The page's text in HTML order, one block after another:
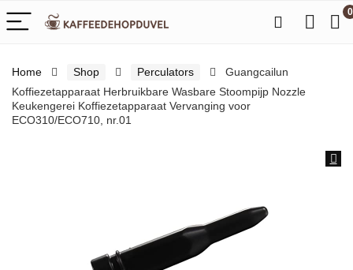
0
Home Shop Perculators
Guangcailun
Koffiezetapparaat Herbruikbare Wasbare Stoompijp Nozzle
Keukengerei Koffiezetapparaat Vervanging voor
ECO310/ECO710, nr.01